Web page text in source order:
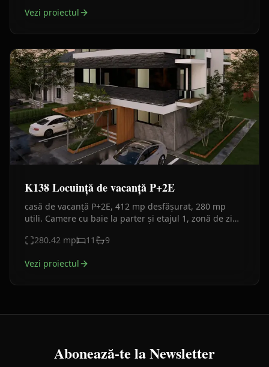
Vezi proiectul
K138 Locuință de vacanță P+2E
casă de vacanță P+2E, 412 mp desfășurat, 280 mp
utili. Camere cu baie la parter și etajul 1, zonă de zi
moderna.
280.42 mp 11 9
Vezi proiectul
Abonează-te la Newsletter